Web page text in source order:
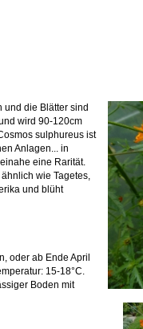
und die Blätter sind
wird 90-120cm
sulphureus ist
Anlagen... in
eine Rarität.
wie Tagetes,
und blüht
oder ab Ende April
15-18°C.
Boden mit